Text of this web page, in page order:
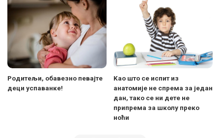
Родитељи, обавезно певајте
деци успаванке!
Kао што се испит из
анатомије не спрема за један
дан, тако се ни дете не
припрема за школу преко
ноћи